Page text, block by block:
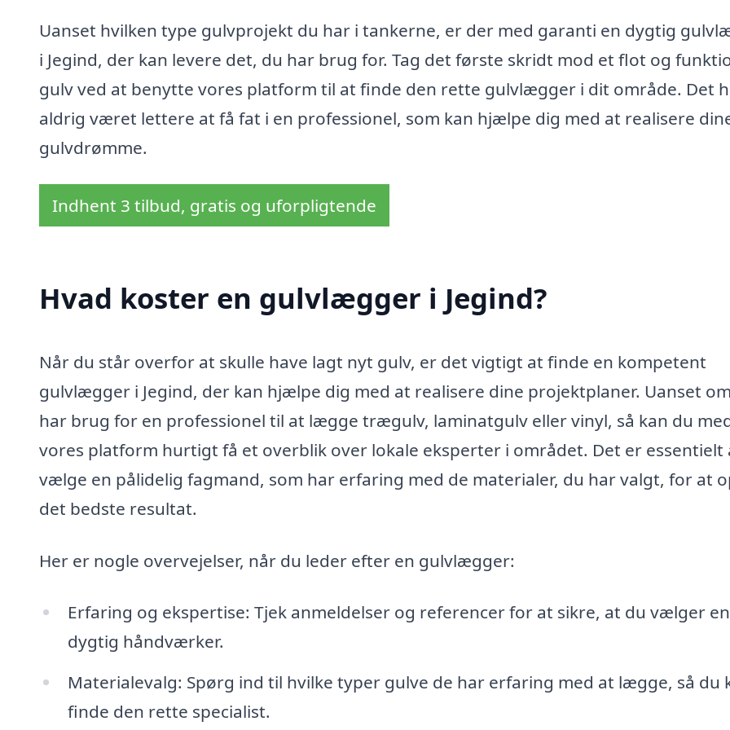
Uanset hvilken type gulvprojekt du har i tankerne, er der med garanti en dygtig
i Jegind, der kan levere det, du har brug for. Tag det første skridt mod et flot og
gulv ved at benytte vores platform til at finde den rette gulvlægger i dit område. Det
aldrig været lettere at få fat i en professionel, som kan hjælpe dig med at realisere
gulvdrømme.
Indhent 3 tilbud, gratis og uforpligtende
Hvad koster en gulvlægger i Jegind?
Når du står overfor at skulle have lagt nyt gulv, er det vigtigt at finde en kompetent
gulvlægger i Jegind, der kan hjælpe dig med at realisere dine projektplaner. Uanset
har brug for en professionel til at lægge trægulv, laminatgulv eller vinyl, så kan du
vores platform hurtigt få et overblik over lokale eksperter i området. Det er essentielt
vælge en pålidelig fagmand, som har erfaring med de materialer, du har valgt, for at
det bedste resultat.
Her er nogle overvejelser, når du leder efter en gulvlægger:
Erfaring og ekspertise: Tjek anmeldelser og referencer for at sikre, at du vælger en
dygtig håndværker.
Materialevalg: Spørg ind til hvilke typer gulve de har erfaring med at lægge, så du
finde den rette specialist.